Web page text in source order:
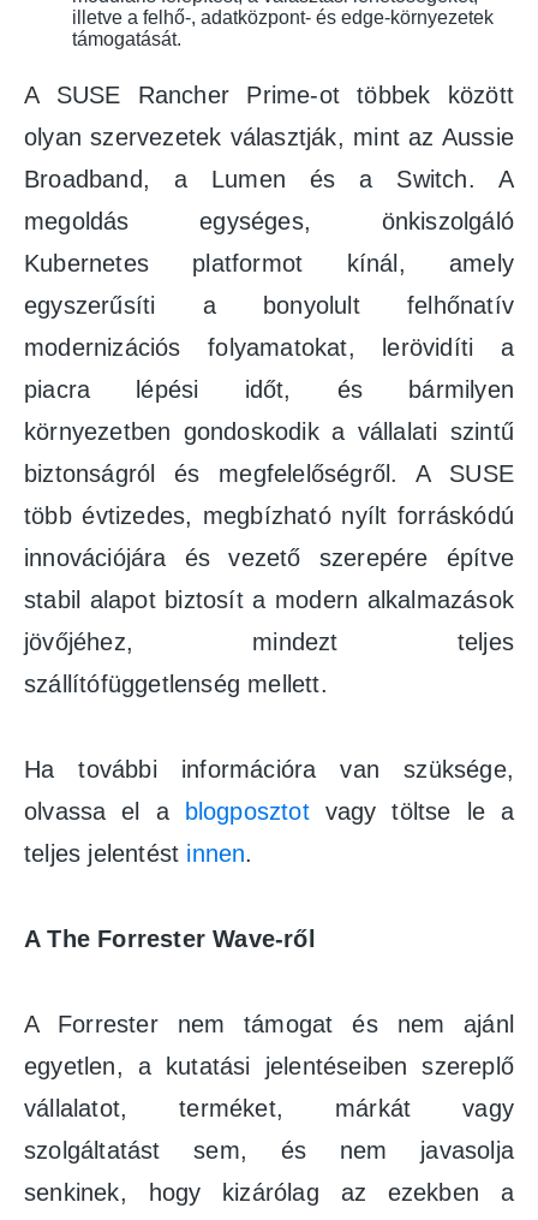
illetve a felhő-, adatközpont- és edge‑környezetek
támogatását.
A SUSE Rancher Prime-ot többek között
olyan szervezetek választják, mint az Aussie
Broadband, a Lumen és a Switch. A
megoldás egységes, önkiszolgáló
Kubernetes platformot kínál, amely
egyszerűsíti a bonyolult felhőnatív
modernizációs folyamatokat, lerövidíti a
piacra lépési időt, és bármilyen
környezetben gondoskodik a vállalati szintű
biztonságról és megfelelőségről. A SUSE
több évtizedes, megbízható nyílt forráskódú
innovációjára és vezető szerepére építve
stabil alapot biztosít a modern alkalmazások
jövőjéhez, mindezt teljes
szállítófüggetlenség mellett.
Ha további információra van szüksége,
olvassa el a
blogposztotvagy töltse le a
teljes jelentést innen.
A The Forrester Wave-ről
A Forrester nem támogat és nem ajánl
egyetlen, a kutatási jelentéseiben szereplő
vállalatot, terméket, márkát vagy
szolgáltatást sem, és nem javasolja
senkinek, hogy kizárólag az ezekben a